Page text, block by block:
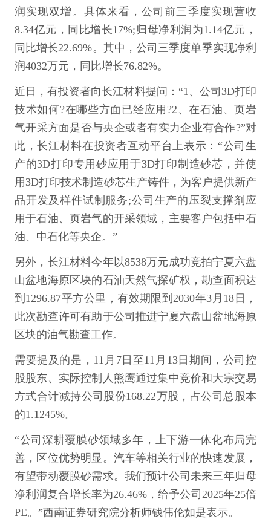
润实现双增。具体来看，公司前三季度实现营收
8.34亿元，同比增长17%;归母净利润为1.14亿元，
同比增长22.69%。其中，公司三季度单季实现净利
润4032万元，同比增长76.82%。
近日，有投资者向长江材料提问：“1、公司3D打印
技术如何?在哪些方面已经应用?2、在石油、页岩
气开采方面是否与央企或者有实力企业有合作?”对
此，长江材料在投资者互动平台上表示：“公司生
产的3D打印专用砂应用于3D打印制造砂芯，并使
用3D打印技术制造砂芯生产铸件，为客户提供新产
品开发及样件试制服务;公司生产的压裂支撑剂应
用于石油、页岩气的开采领域，主要客户包括中石
油、中石化等央企。”
另外，长江材料今年以8538万元成功竞拍宁夏六盘
山盆地海原区块的石油天然气探矿权，勘查面积达
到1296.87平方公里，有效期限到2030年3月18日，
此次勘查许可有助于公司推进宁夏六盘山盆地海原
区块的油气勘查工作。
需要提及的是，11月7日至11月13日期间，公司控
股股东、实际控制人熊鹰通过集中竞价和大宗交易
方式合计减持公司股份168.22万股，占公司总股本
的1.1245%。
“公司深耕覆膜砂领域多年，上下游一体化布局完
善，区位优势明显。汽车等相关行业的快速发展，
有望带动覆膜砂需求。我们预计公司未来三年归母
净利润复合增长率为26.46%，给予公司2025年25倍
PE。”西南证券研究院分析师钱伟伦如是表示。